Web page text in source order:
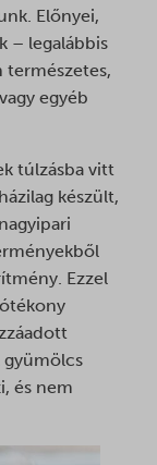
Előnyei,
– legalábbis
természetes,
egyéb
túlzásba vitt
készült,
Ezzel
gyümölcs
és nem